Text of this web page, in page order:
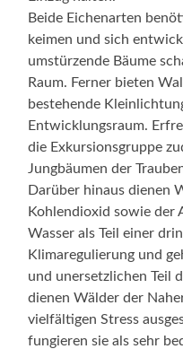
Beide Eichenarten
keimen und sich
umstürzende Bäume
Raum. Ferner bieten
bestehende
Entwicklungsraum.
die Exkursionsgruppe
Jungbäumen der
Darüber hinaus dienen
Kohlendioxid sowie der
Wasser als Teil einer
Klimaregulierung und
und unersetzlichen Teil
dienen Wälder der
vielfältigen Stress
fungieren sie als sehr